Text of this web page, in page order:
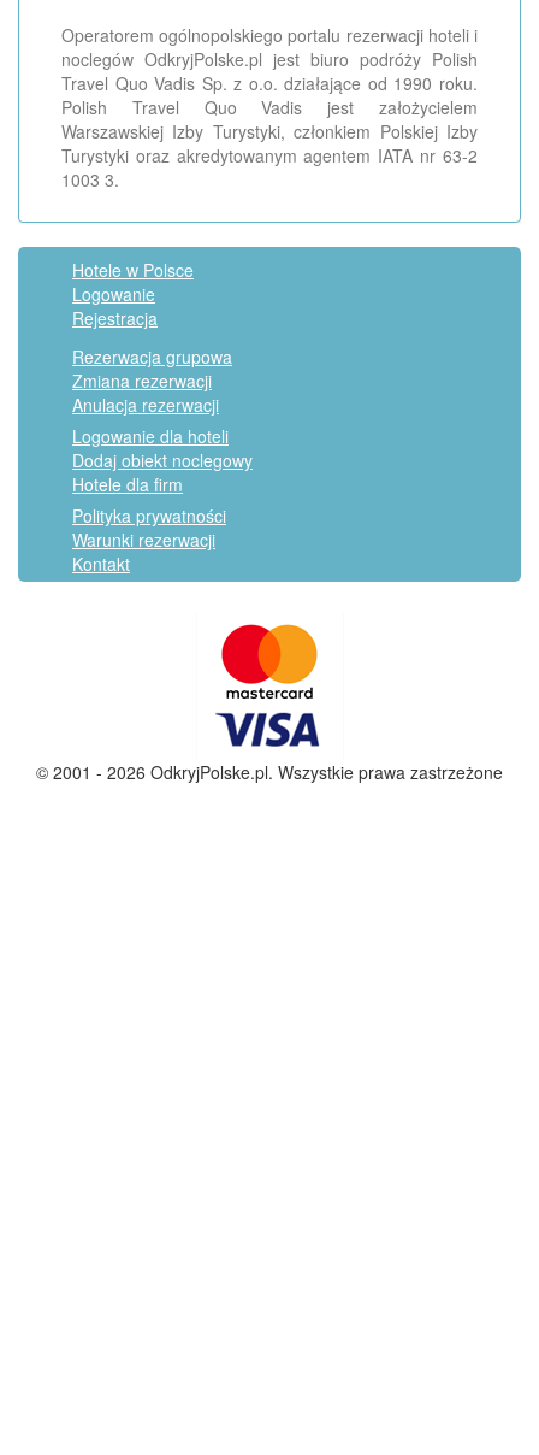
Operatorem ogólnopolskiego portalu rezerwacji hoteli i
noclegów OdkryjPolske.pl jest biuro podróży Polish
Travel Quo Vadis Sp. z o.o. działające od 1990 roku.
Polish Travel Quo Vadis jest założycielem
Warszawskiej Izby Turystyki, członkiem Polskiej Izby
Turystyki oraz akredytowanym agentem IATA nr 63-2
1003 3.
Hotele w Polsce
Logowanie
Rejestracja
Rezerwacja grupowa
Zmiana rezerwacji
Anulacja rezerwacji
Logowanie dla hoteli
Dodaj obiekt noclegowy
Hotele dla firm
Polityka prywatności
Warunki rezerwacji
Kontakt
© 2001 - 2026 OdkryjPolske.pl. Wszystkie prawa zastrzeżone